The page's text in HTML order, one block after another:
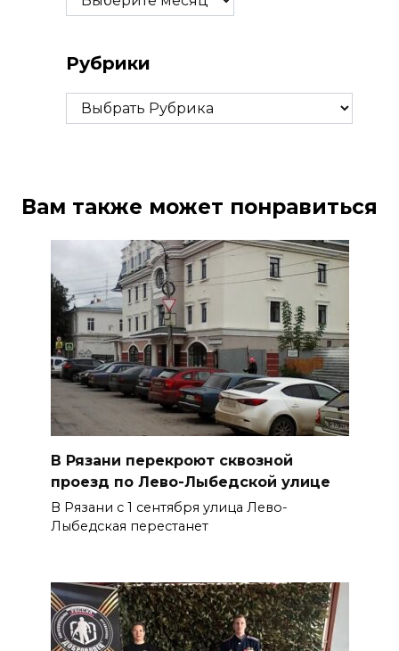
Рубрики
Рубрики
Вам также может понравиться
В Рязани перекроют сквозной
проезд по Лево-Лыбедской улице
В Рязани с 1 сентября улица Лево-
Лыбедская перестанет